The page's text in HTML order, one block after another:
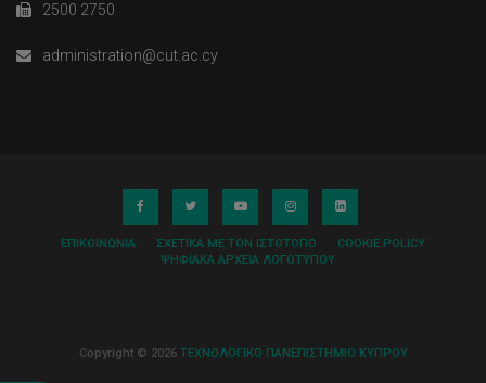
2500 2750
administration@cut.ac.cy
ΕΠΙΚΟΙΝΩΝΊΑ ΣΧΕΤΙΚΆ ΜΕ ΤΟΝ ΙΣΤΌΤΟΠΟ
COOKIE POLICY
ΨΗΦΙΑΚΆ ΑΡΧΕΊΑ ΛΟΓΌΤΥΠΟΥ
Copyright © 2026 ΤΕΧΝΟΛΟΓΙΚΟ ΠΑΝΕΠΙΣΤΗΜΙΟ ΚΥΠΡΟΥ